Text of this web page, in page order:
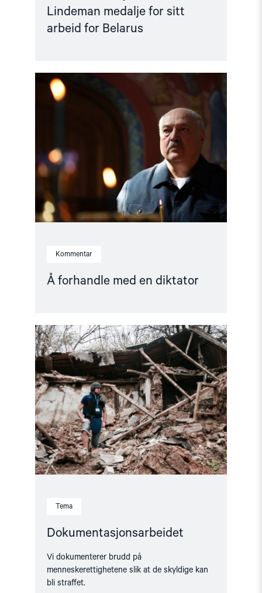
Lindeman medalje for sitt
arbeid for Belarus
Kommentar
Å forhandle med en diktator
forhandle
med
en
Tema
Dokumentasjonsarbeidet
Vi dokumenterer brudd på
menneskerettighetene slik at de skyldige kan
bli straffet.
Read
article
"Dokumentasjonsarbeidet"